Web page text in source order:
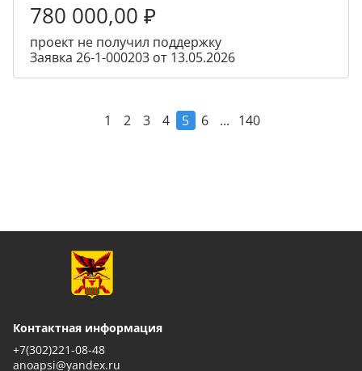
780 000,00 ₽
проект не получил поддержку
Заявка 26-1-000203 от 13.05.2026
1 2 3 4 5 6 ... 140
Контактная информация
+7(302)221-08-48
anoapsi@yandex.ru